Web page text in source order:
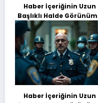
Haber İçeriğinin Uzun
Başlıklı Halde
Deneme Başılığı
Haber İçeriğinin Uzun